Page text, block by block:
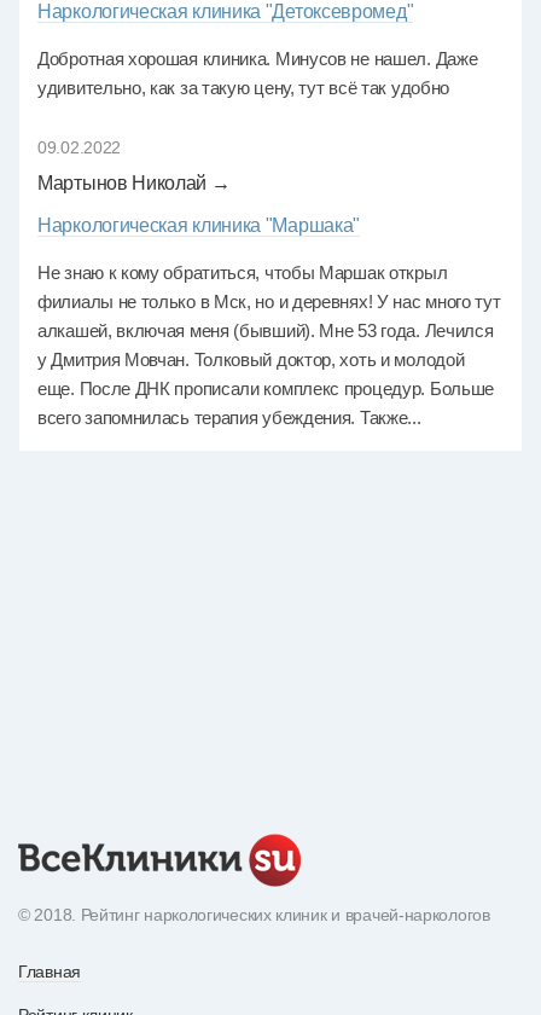
Наркологическая клиника "Детоксевромед"
Добротная хорошая клиника. Минусов не нашел. Даже
удивительно, как за такую цену, тут всё так удобно
09.02.2022
Мартынов Николай →
Наркологическая клиника "Маршака"
Не знаю к кому обратиться, чтобы Маршак открыл
филиалы не только в Мск, но и деревнях! У нас много тут
алкашей, включая меня (бывший). Мне 53 года. Лечился
у Дмитрия Мовчан. Толковый доктор, хоть и молодой
еще. После ДНК прописали комплекс процедур. Больше
всего запомнилась терапия убеждения. Также...
© 2018. Рейтинг наркологических клиник и врачей-наркологов
Главная